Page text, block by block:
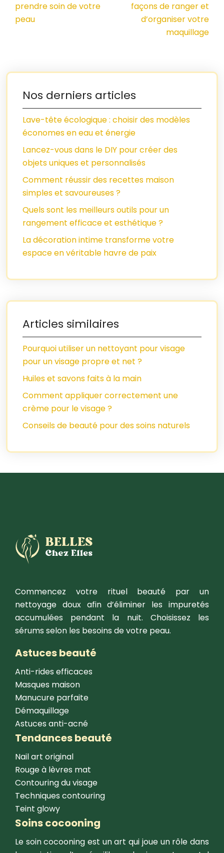
prendre soin de votre
peau
façons de ranger et
d’organiser votre
maquillage
Nos derniers articles
Lave-tête écologique : choisir des modèles
économes en eau et énergie
Lancez-vous dans le DIY pour créer des
objets uniques et personnalisés
Comment réussir des recettes maison
simples et savoureuses ?
Quels sont les meilleurs outils pour un
rangement efficace et esthétique ?
La décoration intime transforme votre
espace en véritable havre de paix
Articles similaires
Pourquoi utiliser un nettoyant pour visage
pour un visage propre et net ?
Huiles et savons faits à la main
Comment appliquer correctement une
crème pour le visage ?
Conseils de beauté pour des soins naturels
Commencez votre rituel beauté par un
nettoyage doux afin d’éliminer les impuretés
accumulées pendant la nuit. Choisissez les
sérums selon les besoins de votre peau.
Astuces beauté
Anti-rides efficaces
Masques maison
Manucure parfaite
Démaquillage
Astuces anti-acné
Tendances beauté
Nail art original
Rouge à lèvres mat
Contouring du visage
Techniques contouring
Teint glowy
Soins cocooning
Le soin cocooning est un art qui joue un rôle dans